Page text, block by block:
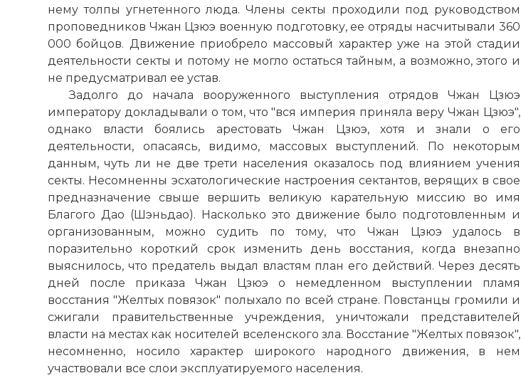
нему толпы угнетенного люда. Члены секты проходили под руководством
проповедников Чжан Цзюэ военную подготовку, ее отряды насчитывали 360
000 бойцов. Движение приобрело массовый характер уже на этой стадии
деятельности секты и потому не могло остаться тайным, а возможно, этого и
не предусматривал ее устав.
Задолго до начала вооруженного выступления отрядов Чжан Цзюэ
императору докладывали о том, что "вся империя приняла веру Чжан Цзюэ",
однако власти боялись арестовать Чжан Цзюэ, хотя и знали о его
деятельности, опасаясь, видимо, массовых выступлений. По некоторым
данным, чуть ли не две трети населения оказалось под влиянием учения
секты. Несомненны эсхатологические настроения сектантов, верящих в свое
предназначение свыше вершить великую карательную миссию во имя
Благого Дао (Шэньдао). Насколько это движение было подготовленным и
организованным, можно судить по тому, что Чжан Цзюэ удалось в
поразительно короткий срок изменить день восстания, когда внезапно
выяснилось, что предатель выдал властям план его действий. Через десять
дней после приказа Чжан Цзюэ о немедленном выступлении пламя
восстания "Желтых повязок" полыхало по всей стране. Повстанцы громили и
сжигали правительственные учреждения, уничтожали представителей
власти на местах как носителей вселенского зла. Восстание "Желтых повязок",
несомненно, носило характер широкого народного движения, в нем
участвовали все слои эксплуатируемого населения.